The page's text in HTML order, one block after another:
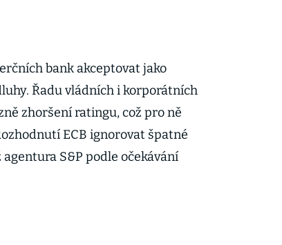
bank akceptovat jako
Řadu vládních i korporátních
zhoršení ratingu, což pro ně
ECB ignorovat špatné
S&P podle očekávání